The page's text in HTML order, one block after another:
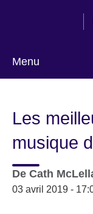
Menu
language
Les
musique
De Cath
03 avril 2019 -